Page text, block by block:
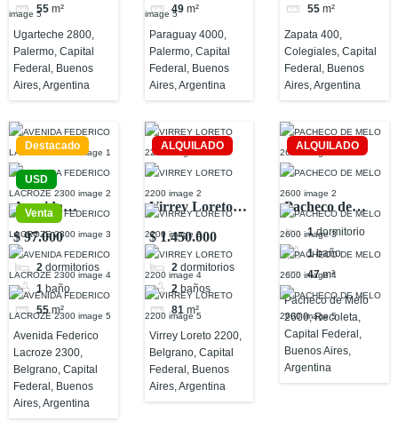
55 m²
Ugarteche 2800,
Palermo, Capital
Federal, Buenos
Aires, Argentina
49 m²
Paraguay 4000,
Palermo, Capital
Federal, Buenos
Aires, Argentina
55 m²
Zapata 400,
Colegiales, Capital
Federal, Buenos
Aires, Argentina
Destacado
USD
Venta
Avenida
Federico
Lacroze 2300,
Belgrano,
Capital Federal,
Buenos Aires,
Argentina
$ 97.000
2 dormitorios
1 baño
55 m²
Avenida Federico
Lacroze 2300,
Belgrano, Capital
Federal, Buenos
Aires, Argentina
ALQUILADO
Virrey Loreto
2200, Belgrano,
Capital Federal,
Buenos Aires,
Argentina
$ 1.450.000
2 dormitorios
2 baños
81 m²
Virrey Loreto 2200,
Belgrano, Capital
Federal, Buenos
Aires, Argentina
ALQUILADO
Pacheco de
Melo 2600,
Recoleta,
Capital Federal,
Buenos Aires,
Argentina
1 dormitorio
1 baño
47 m²
Pacheco de Melo
2600, Recoleta,
Capital Federal,
Buenos Aires,
Argentina